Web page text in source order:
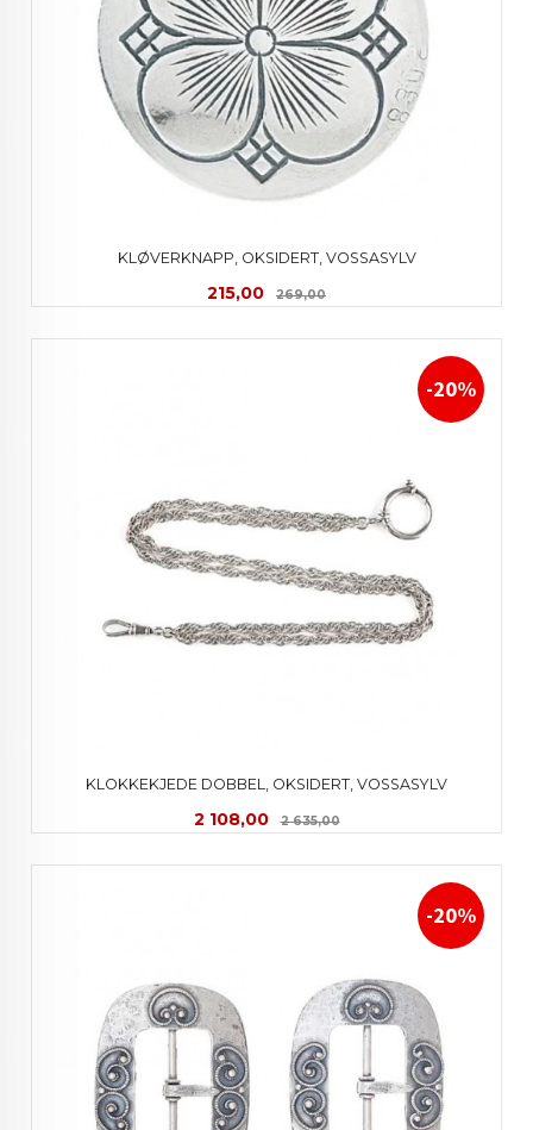
KLØVERKNAPP, OKSIDERT, VOSSASYLV
Tilbud
215,00 269,00Rabatt
KLOKKEKJEDE DOBBEL, OKSIDERT, VOSSASYLV
Tilbud
2 108,00 2 635,00Rabatt
-20%
-20%